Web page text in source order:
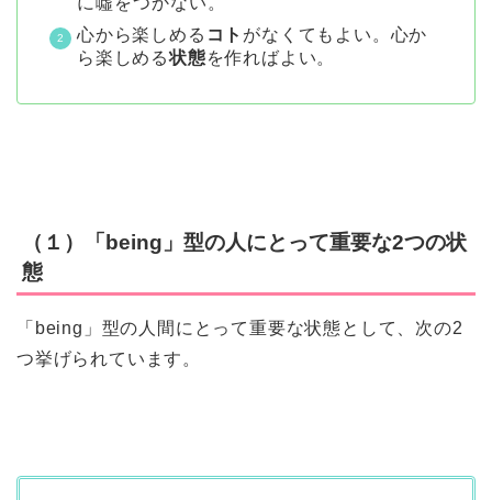
心から楽しめる コト がなくてもよい。心か
ら楽しめる状態を作ればよい。
（１）「being」型の人にとって重要な2つの状
態
「being」型の人間にとって重要な状態として、次の2
つ挙げられています。